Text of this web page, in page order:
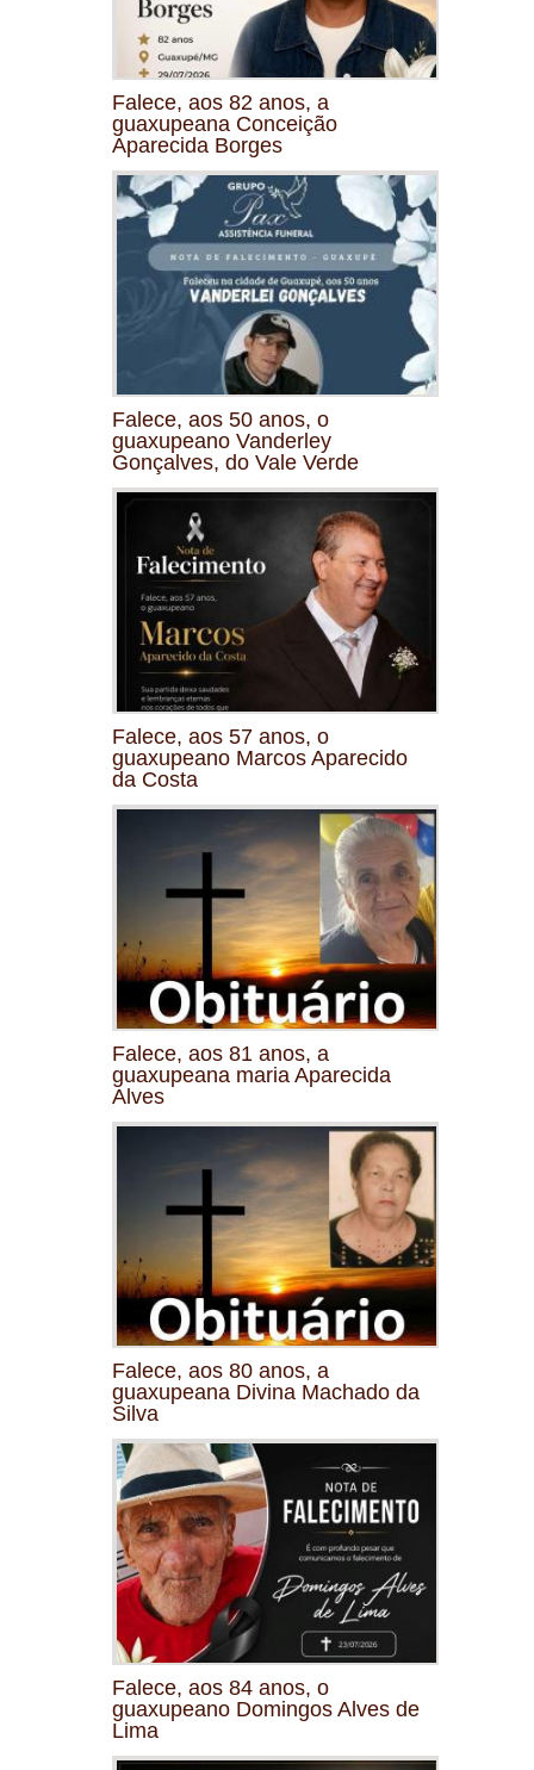
Falece, aos 82 anos, a
guaxupeana Conceição
Aparecida Borges
Falece, aos 50 anos, o
guaxupeano Vanderley
Gonçalves, do Vale Verde
Falece, aos 57 anos, o
guaxupeano Marcos Aparecido
da Costa
Falece, aos 81 anos, a
guaxupeana maria Aparecida
Alves
Falece, aos 80 anos, a
guaxupeana Divina Machado da
Silva
Falece, aos 84 anos, o
guaxupeano Domingos Alves de
Lima